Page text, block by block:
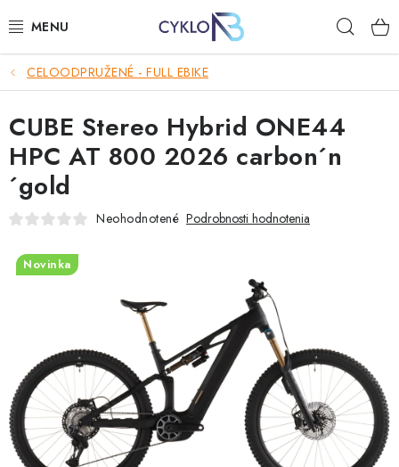
na
E-BIKE
BICYKLE
DOPLNKY
OBLEČENIE
NÁHRADNÉ DIELY
PRILBY
TRETRY
TABUĽKA VEĽKOSTÍ BICYKLOV
CELOODPRUŽENÉ - FULL EBIKE
CUBE Stereo Hybrid ONE44
HPC AT 800 2026 carbon´n
´gold
Neohodnotené Podrobnosti hodnotenia
Novinka